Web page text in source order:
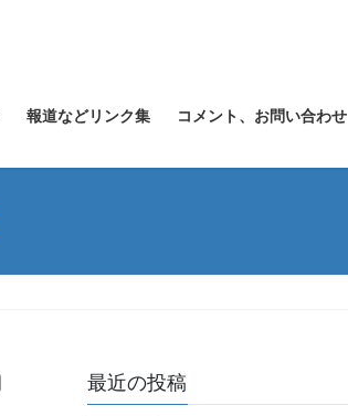
報道などリンク集 コメント、お問い合わせ
最近の投稿